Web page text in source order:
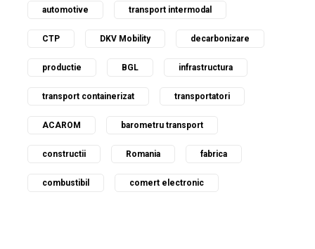
automotive transport intermodal
CTP DKV Mobility decarbonizare
productie BGL infrastructura
transport containerizat transportatori
ACAROM barometru transport
constructii Romania fabrica
combustibil comert electronic